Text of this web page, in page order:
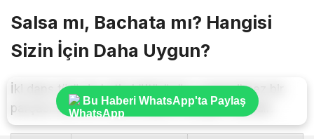
Salsa mı, Bachata mı? Hangisi
Sizin İçin Daha Uygun?
İki dans türü de Latin kültürünün vazgeçilmez bir
parçası olsa da hissettirdikleri enerjiler farklıdır:
Bu Haberi WhatsApp'ta Paylaş